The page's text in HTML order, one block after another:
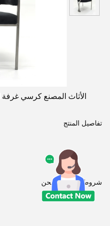
الأثاث المصنع كرسي
تفاصيل المنتج
شروط الدفع والشحن